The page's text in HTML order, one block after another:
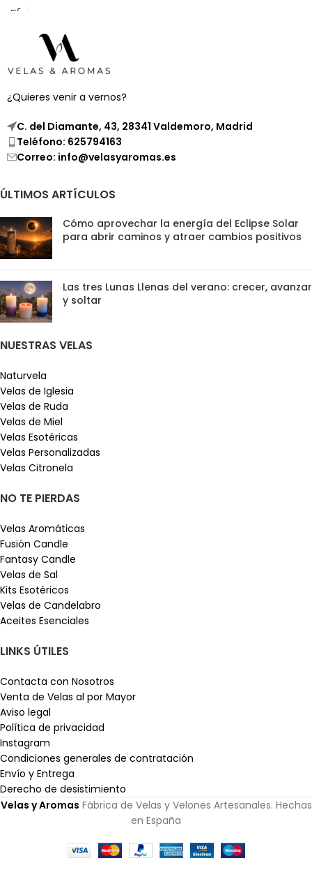
paquete de 14 mechas de
puedas crear tu propia vela
perlada en el recipiente que
elijas. Este concepto único no
solo te permite personalizar tu
vela, sino que también integra la
belleza y singularidad de las
velas perladas en cualquier
espacio, adaptándose a tu
estilo y preferencias.
¿Quieres venir a vernos?
C. del Diamante, 43, 28341 Valdemoro, Madrid
Teléfono: 625794163
Correo: info@velasyaromas.es
ÚLTIMOS ARTÍCULOS
Cómo aprovechar la energía del Eclipse Solar
para abrir caminos y atraer cambios positivos
Las tres Lunas Llenas del verano: crecer, avanzar
y soltar
NUESTRAS VELAS
Naturvela
Velas de Iglesia
Velas de Ruda
Velas de Miel
Velas Esotéricas
Velas Personalizadas
Velas Citronela
NO TE PIERDAS
Velas Aromáticas
Fusión Candle
Fantasy Candle
Velas de Sal
Kits Esotéricos
Velas de Candelabro
Aceites Esenciales
LINKS ÚTILES
Contacta con Nosotros
Venta de Velas al por Mayor
Aviso legal
Política de privacidad
Instagram
Condiciones generales de contratación
Envío y Entrega
Derecho de desistimiento
Velas y Aromas Fábrica de Velas y Velones Artesanales. Hechas
en España